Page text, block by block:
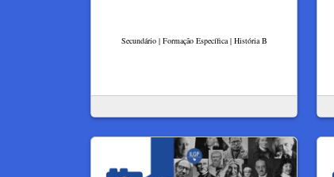
Secundário | Formação Específica | História B